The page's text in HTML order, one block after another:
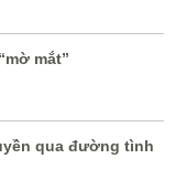
mắt”
qua đường tình